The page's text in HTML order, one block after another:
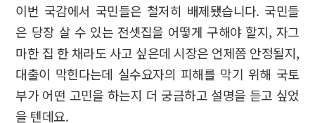
이번 국감에서 국민들은 철저히 배제됐습니다. 국민들
은 당장 살 수 있는 전셋집을 어떻게 구해야 할지, 자그
마한 집 한 채라도 사고 싶은데 시장은 언제쯤 안정될지,
대출이 막힌다는데 실수요자의 피해를 막기 위해 국토
부가 어떤 고민을 하는지 더 궁금하고 설명을 듣고 싶었
을 텐데요.